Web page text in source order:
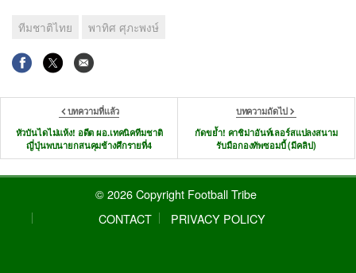
ทีมชาติไทย พาทิศ ศุภะพงษ์
บทความที่แล้ว
หัวบันไดไม่แห้ง! อดีต ผอ.เทคนิคทีมชาติ
ญี่ปุ่นพบนายกสนคุมช้างศึกรายที่4
บทความถัดไป
กัดขย้ำ! คาชิม่าอันท์เลอร์สแปลงสนาม
รับมือกองทัพซอมบี้ (มีคลิป)
© 2026 Copyright Football Tribe
CONTACT
PRIVACY POLICY